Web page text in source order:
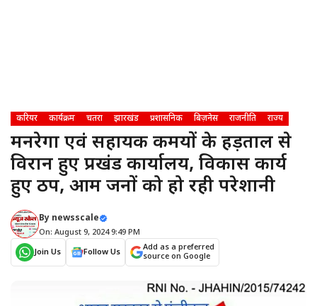
करियर कार्यक्रम चतरा झारखंड प्रशासनिक बिज़नेस राजनीति राज्य
मनरेगा एवं सहायक कर्मियों के हड़ताल से
विरान हुए प्रखंड कार्यालय, विकास कार्य
हुए ठप, आम जनों को हो रही परेशानी
By newsscale
On: August 9, 2024 9:49 PM
Join Us
Follow Us
Add as a preferred
source on Google